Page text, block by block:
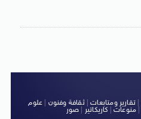
|تقارير ومتابعات|ثقافة وفنون
علوم
منوعات كاريكاتير صور